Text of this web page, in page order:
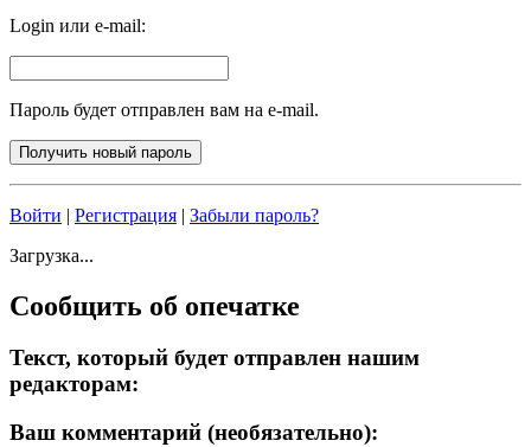
Login или e-mail:
Пароль будет отправлен вам на e-mail.
Войти | Регистрация | Забыли пароль?
Загрузка...
Сообщить об опечатке
Текст, который будет отправлен нашим
редакторам:
Ваш комментарий (необязательно):